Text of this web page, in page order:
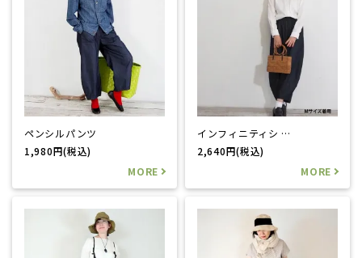
ペンシルパンツ
1,980円(税込)
インフィニティシ …
2,640円(税込)